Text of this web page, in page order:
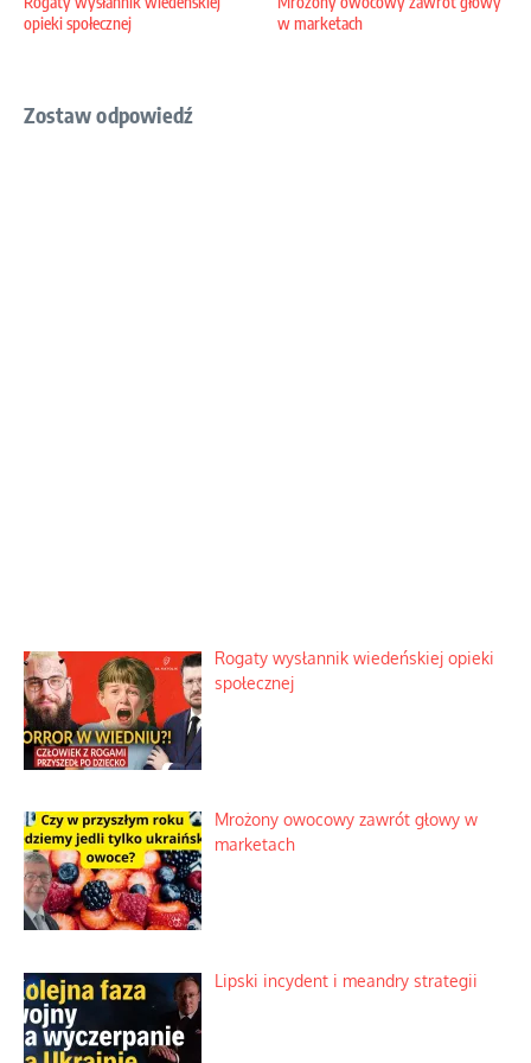
opieki społecznej
w marketach
Zostaw odpowiedź
Rogaty wysłannik wiedeńskiej opieki
społecznej
Mrożony owocowy zawrót głowy w
marketach
Lipski incydent i meandry strategii